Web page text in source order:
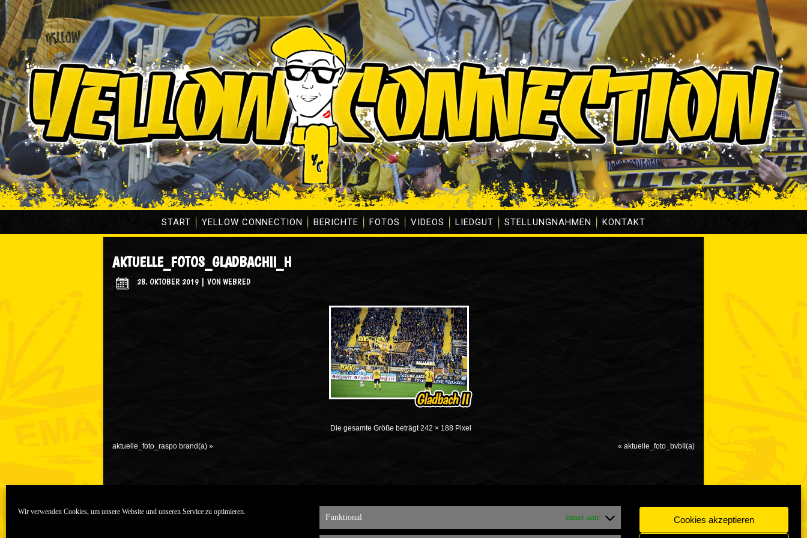
Wir verwenden Cookies, um unsere Website und unseren Service zu optimieren.
Funktional Immer aktiv Cookies akzeptieren
START YELLOW CONNECTION BERICHTE FOTOS VIDEOS LIEDGUT STELLUNGNAHMEN KONTAKT
AKTUELLE_FOTOS_GLADBACHII_H
28. OKTOBER 2019 VON WEBRED
Die gesamte Größe beträgt242 × 188Pixel
aktuelle_foto_raspo brand(a) » « aktuelle_foto_bvbII(a)